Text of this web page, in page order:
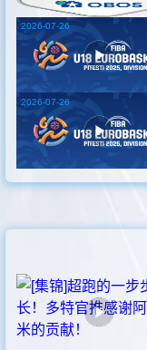
2026-07-26
2026-07-26